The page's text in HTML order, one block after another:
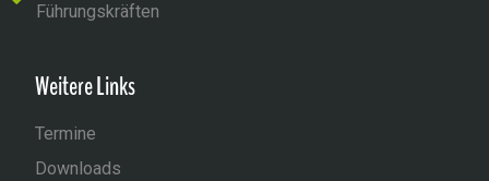
Führungskräften
Weitere Links
Termine
Downloads